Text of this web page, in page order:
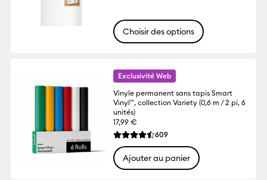
Choisir des options
Exclusivité Web
Vinyle permanent sans tapis Smart
Vinyl™, collection Variety (0,6 m / 2 pi, 6
unités)
17,99 €
La note moyenne de ce produit est 4.5
609Reviews
Ajouter au panier